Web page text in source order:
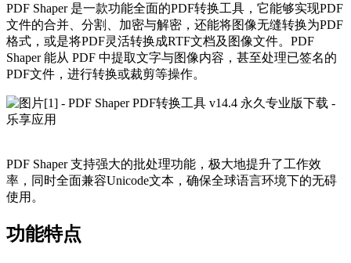
PDF Shaper 是一款功能全面的PDF转换工具，它能够实现PDF
文件的合并、分割、加密与解密，还能将图像无缝转换为PDF
格式，或是将PDF灵活转换成RTF文档及图像文件。PDF
Shaper 能从 PDF 中提取文字与图像内容，甚至处理已签名的
PDF文件，进行转换或裁剪等操作。
PDF Shaper 支持强大的批处理功能，极大地提升了工作效
率，同时全面兼容Unicode文本，确保全球语言环境下的无碍
使用。
功能特点